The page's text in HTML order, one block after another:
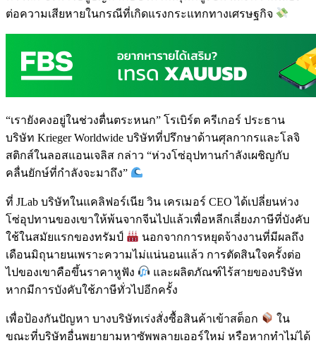
ต่อความเสียหายในกรณีที่เกิดแรงกระแทกทางเศรษฐกิจ
“เรายังคงอยู่ในช่วงตื่นตระหนก” โรเบิร์ต ครีเกอร์ ประธาน
บริษัท Krieger Worldwide บริษัทที่ปรึกษาด้านศุลกากรและโลจิ
สติกส์ในลอสแอนเจลิส กล่าว “ห่วงโซ่อุปทานกำลังเผชิญกับ
คลื่นยักษ์ที่กำลังจะมาถึง”
ที่ JLab บริษัทในแคลิฟอร์เนีย วิน เครเมอร์ CEO ได้เปลี่ยนห่วง
โซ่อุปทานของเขาให้พ้นจากจีนไปแล้วเพื่อหลีกเลี่ยงภาษีที่บังคับ
ใช้ในสมัยแรกของทรัมป์
นอกจากการหยุดจ้างงานที่มีผลถึง
เดือนมิถุนายนเพราะความไม่แน่นอนแล้ว การตัดสินใจครั้งต่อ
ไปของเขาคือขึ้นราคาหูฟัง
และผลิตภัณฑ์ไร้สายของบริษัท
หากมีการบังคับใช้ภาษีทั่วไปอีกครั้ง
เพื่อป้องกันปัญหา บางบริษัทเร่งสั่งซื้อสินค้าเข้าสต็อก
ใน
ขณะที่บริษัทอื่นพยายามหาซัพพลายเออร์ใหม่ หรือหากทำไม่ได้